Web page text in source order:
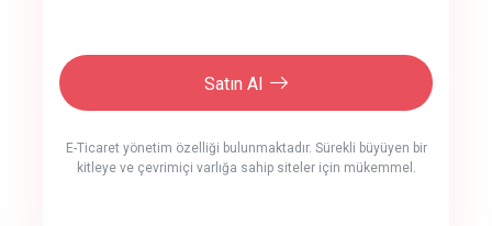
Satın Al
E-Ticaret yönetim özelliği bulunmaktadır. Sürekli büyüyen bir
kitleye ve çevrimiçi varlığa sahip siteler için mükemmel.